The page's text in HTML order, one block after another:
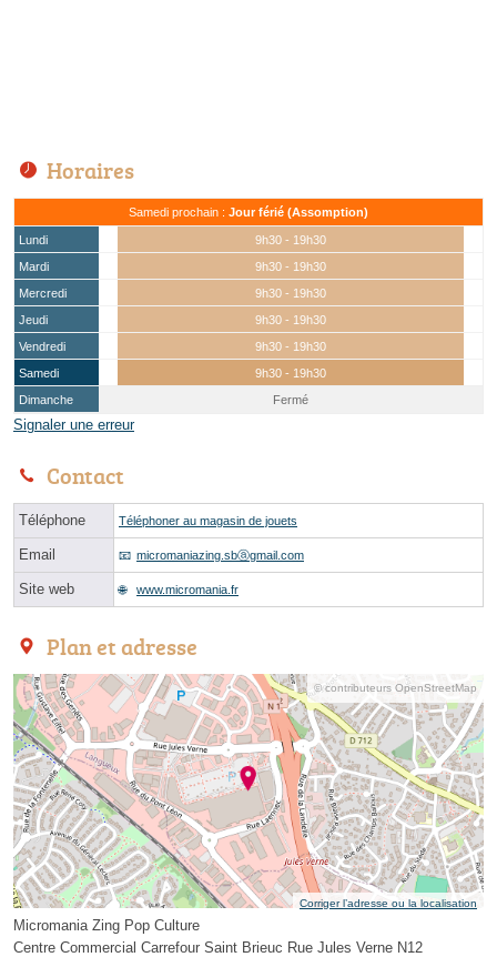
Horaires
Samedi prochain : Jour férié (Assomption)
Lundi
9h30 - 19h30
Mardi
9h30 - 19h30
Mercredi
9h30 - 19h30
Jeudi
9h30 - 19h30
Vendredi
9h30 - 19h30
Samedi
9h30 - 19h30
Dimanche
Fermé
Signaler une erreur
Contact
Téléphone Téléphoner au magasin de jouets
Email micromaniazing.sbⓐgmail.com
Site web www.micromania.fr
Plan et adresse
© contributeurs OpenStreetMap
Corriger l’adresse ou la localisation
Micromania Zing Pop Culture
Centre Commercial Carrefour Saint Brieuc Rue Jules Verne N12